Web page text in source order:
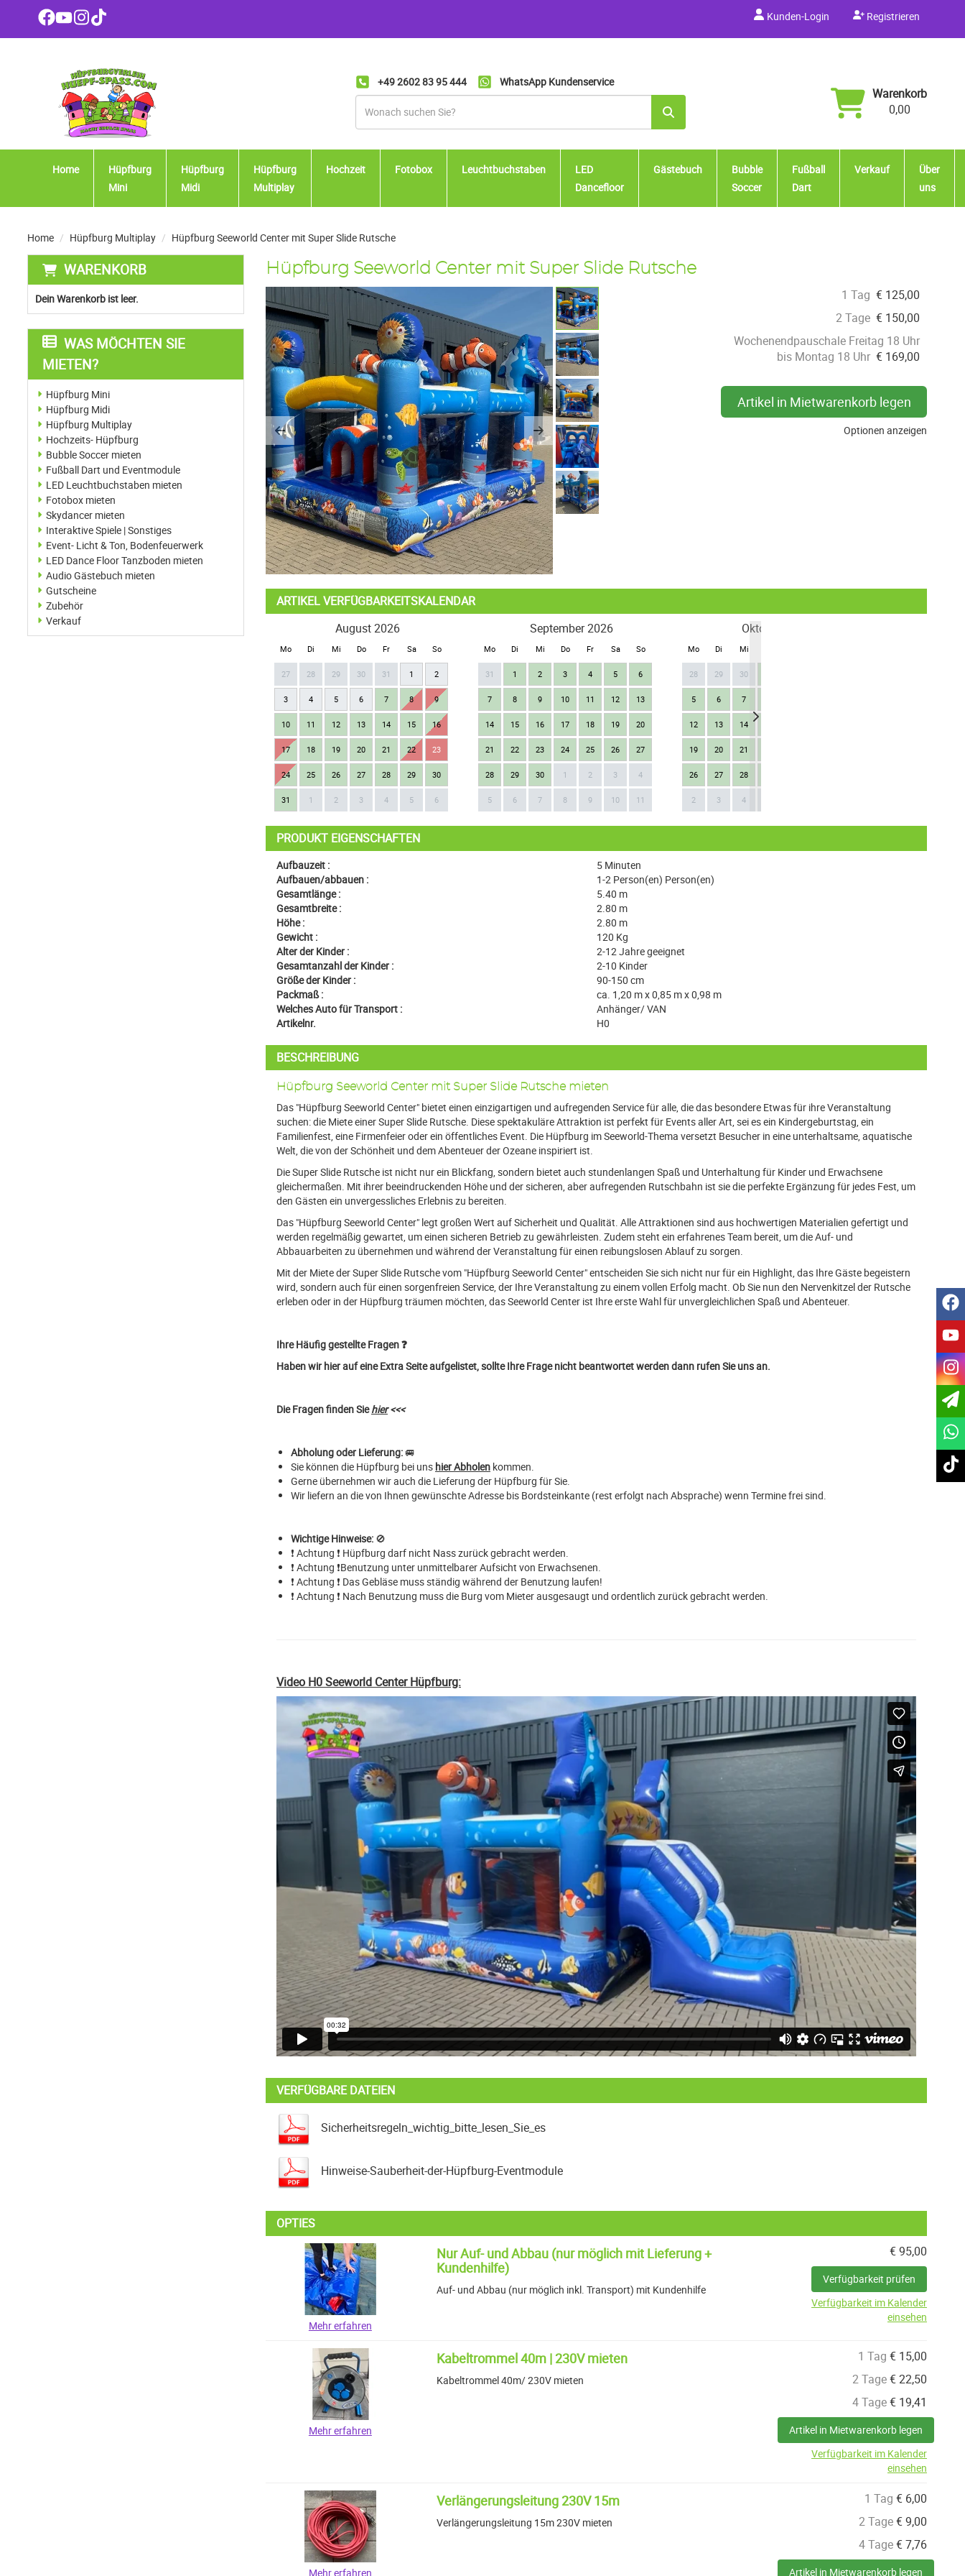
Kunden-Login Registrieren
+49 2602 83 95 444 WhatsApp Kundenservice
Warenkorb
0,00
Home
Hüpfburg
Mini
Hüpfburg
Midi
Hüpfburg
Multiplay
Hochzeit Fotobox Leuchtbuchstaben
LED
Dancefloor
Gästebuch
Bubble
Soccer
Fußball
Dart
Verkauf
Über
uns
Home Hüpfburg Multiplay Hüpfburg Seeworld Center mit Super Slide Rutsche
WARENKORB
Dein Warenkorb ist leer.
WAS MÖCHTEN SIE
MIETEN?
Hüpfburg Mini
Hüpfburg Midi
Hüpfburg Multiplay
Hochzeits- Hüpfburg
Bubble Soccer mieten
Fußball Dart und Eventmodule
LED Leuchtbuchstaben mieten
Fotobox mieten
Skydancer mieten
Interaktive Spiele | Sonstiges
Event- Licht & Ton, Bodenfeuerwerk
LED Dance Floor Tanzboden mieten
Audio Gästebuch mieten
Gutscheine
Zubehör
Verkauf
Hüpfburg Seeworld Center mit Super Slide Rutsche
Previous Next
1 Tag € 125,00
2 Tage € 150,00
Wochenendpauschale Freitag 18 Uhr
bis Montag 18 Uhr € 169,00
Artikel in Mietwarenkorb legen
Optionen anzeigen
ARTIKEL VERFÜGBARKEITSKALENDAR
August 2026
Mo Di Mi Do Fr Sa So
27 28 29 30 31 1 2
3 4 5 6 7 8 9
10 11 12 13 14 15 16
17 18 19 20 21 22 23
24 25 26 27 28 29 30
31 1 2 3 4 5 6
September 2026
Mo Di Mi Do Fr Sa So
31 1 2 3 4 5 6
7 8 9 10 11 12 13
14 15 16 17 18 19 20
21 22 23 24 25 26 27
28 29 30 1 2 3 4
5 6 7 8 9 10 11
Oktober 2026
Mo Di Mi
28 29 30
5 6 7
12 13 14
19 20 21
26 27 28
2 3 4
Next
PRODUKT EIGENSCHAFTEN
Aufbauzeit :
5 Minuten
Aufbauen/abbauen :
1-2 Person(en) Person(en)
Gesamtlänge :
5.40 m
Gesamtbreite :
2.80 m
Höhe :
2.80 m
Gewicht :
120 Kg
Alter der Kinder :
2-12 Jahre geeignet
Gesamtanzahl der Kinder :
2-10 Kinder
Größe der Kinder :
90-150 cm
Packmaß :
ca. 1,20 m x 0,85 m x 0,98 m
Welches Auto für Transport :
Anhänger/ VAN
Artikelnr.
H0
BESCHREIBUNG
Hüpfburg Seeworld Center mit Super Slide Rutsche mieten
Das "Hüpfburg Seeworld Center" bietet einen einzigartigen und aufregenden Service für alle, die das besondere Etwas für ihre Veranstaltung
suchen: die Miete einer Super Slide Rutsche. Diese spektakuläre Attraktion ist perfekt für Events aller Art, sei es ein Kindergeburtstag, ein
Familienfest, eine Firmenfeier oder ein öffentliches Event. Die Hüpfburg im Seeworld-Thema versetzt Besucher in eine unterhaltsame, aquatische
Welt, die von der Schönheit und dem Abenteuer der Ozeane inspiriert ist.
Die Super Slide Rutsche ist nicht nur ein Blickfang, sondern bietet auch stundenlangen Spaß und Unterhaltung für Kinder und Erwachsene
gleichermaßen. Mit ihrer beeindruckenden Höhe und der sicheren, aber aufregenden Rutschbahn ist sie die perfekte Ergänzung für jedes Fest, um
den Gästen ein unvergessliches Erlebnis zu bereiten.
Das "Hüpfburg Seeworld Center" legt großen Wert auf Sicherheit und Qualität. Alle Attraktionen sind aus hochwertigen Materialien gefertigt und
werden regelmäßig gewartet, um einen sicheren Betrieb zu gewährleisten. Zudem steht ein erfahrenes Team bereit, um die Auf- und
Abbauarbeiten zu übernehmen und während der Veranstaltung für einen reibungslosen Ablauf zu sorgen.
Mit der Miete der Super Slide Rutsche vom "Hüpfburg Seeworld Center" entscheiden Sie sich nicht nur für ein Highlight, das Ihre Gäste begeistern
wird, sondern auch für einen sorgenfreien Service, der Ihre Veranstaltung zu einem vollen Erfolg macht. Ob Sie nun den Nervenkitzel der Rutsche
erleben oder in der Hüpfburg träumen möchten, das Seeworld Center ist Ihre erste Wahl für unvergleichlichen Spaß und Abenteuer.
Ihre Häufig gestellte Fragen ❓
Haben wir hier auf eine Extra Seite aufgelistet, sollte Ihre Frage nicht beantwortet werden dann rufen Sie uns an.
Die Fragen finden Siehier<<<
Abholung oder Lieferung:🚐
Sie können die Hüpfburg bei uns hier Abholen kommen.
Gerne übernehmen wir auch die Lieferung der Hüpfburg für Sie.
Wir liefern an die von Ihnen gewünschte Adresse bis Bordsteinkante (rest erfolgt nach Absprache) wenn Termine frei sind.
Wichtige Hinweise: 🚫
❗ Achtung ❗ Hüpfburg darf nicht Nass zurück gebracht werden.
❗ Achtung ❗Benutzung unter unmittelbarer Aufsicht von Erwachsenen.
❗ Achtung ❗ Das Gebläse muss ständig während der Benutzung laufen!
❗ Achtung ❗ Nach Benutzung muss die Burg vom Mieter ausgesaugt und ordentlich zurück gebracht werden.
Video H0 Seeworld Center Hüpfburg:
VERFÜGBARE DATEIEN
Sicherheitsregeln_wichtig_bitte_lesen_Sie_es
Hinweise-Sauberheit-der-Hüpfburg-Eventmodule
OPTIES
Mehr erfahren
€95,00
Verfügbarkeit prüfen
Verfügbarkeit im Kalender
einsehen
Nur Auf- und Abbau (nur möglich mit Lieferung +
Kundenhilfe)
Auf- und Abbau (nur möglich inkl. Transport) mit Kundenhilfe
Mehr erfahren
1 Tag € 15,00
2 Tage€22,50
4 Tage€ 19,41
Artikel in Mietwarenkorb legen
Verfügbarkeit im Kalender
einsehen
Kabeltrommel 40m | 230V mieten
Kabeltrommel 40m/ 230V mieten
Mehr erfahren
1 Tag € 6,00
2 Tage€9,00
4 Tage€7,76
Artikel in Mietwarenkorb legen
Verlängerungsleitung 230V 15m
Verlängerungsleitung 15m 230V mieten